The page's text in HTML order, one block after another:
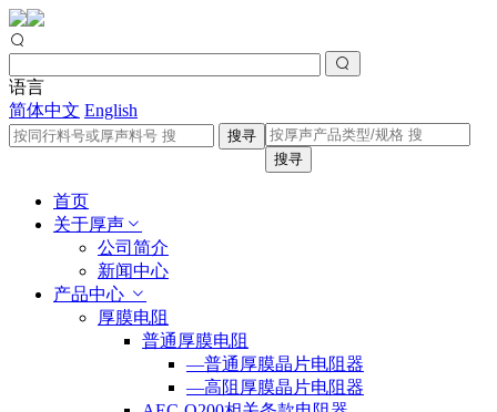
语言
简体中文 English
搜寻
搜寻
首页
关于厚声
公司简介
新闻中心
产品中心
厚膜电阻
普通厚膜电阻
—普通厚膜晶片电阻器
—高阻厚膜晶片电阻器